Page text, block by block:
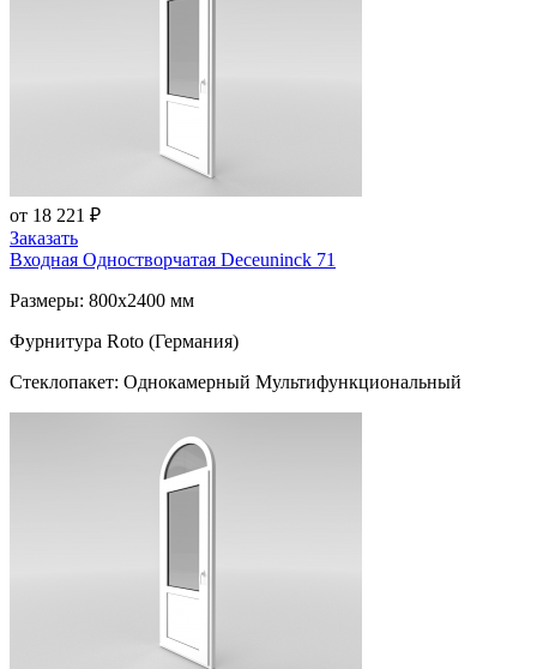
от 18 221 ₽
Заказать
Входная Одностворчатая Deceuninck 71
Размеры: 800x2400 мм
Фурнитура Roto (Германия)
Стеклопакет: Однокамерный Мультифункциональный